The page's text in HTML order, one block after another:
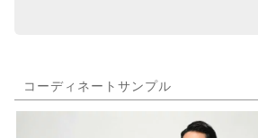
コーディネートサンプル